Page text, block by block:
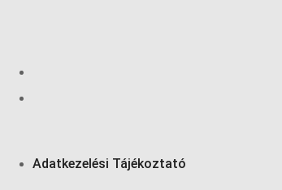
Adatkezelési Tájékoztató